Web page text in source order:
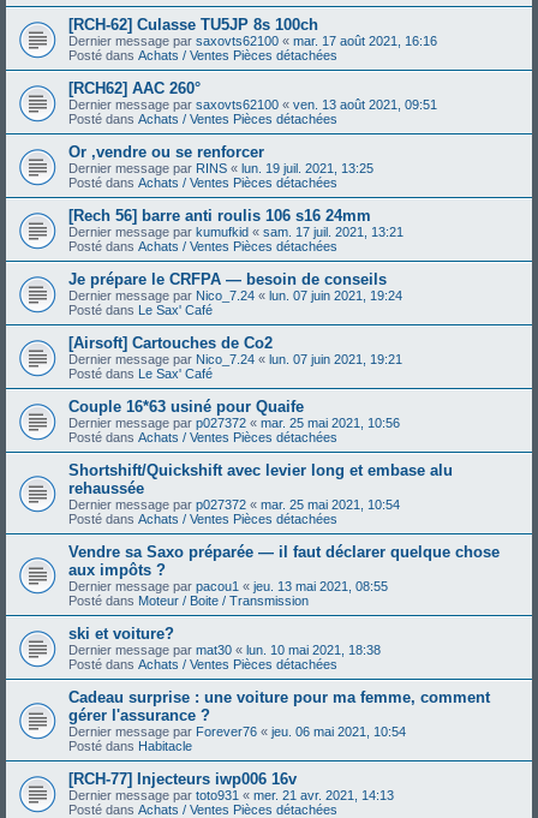
[RCH-62] Culasse TU5JP 8s 100ch
Dernier message par saxovts62100 « mar. 17 août 2021, 16:16
Posté dans Achats / Ventes Pièces détachées
[RCH62] AAC 260°
Dernier message par saxovts62100 « ven. 13 août 2021, 09:51
Posté dans Achats / Ventes Pièces détachées
Or ,vendre ou se renforcer
Dernier message par RINS « lun. 19 juil. 2021, 13:25
Posté dans Achats / Ventes Pièces détachées
[Rech 56] barre anti roulis 106 s16 24mm
Dernier message par kumufkid « sam. 17 juil. 2021, 13:21
Posté dans Achats / Ventes Pièces détachées
Je prépare le CRFPA — besoin de conseils
Dernier message par Nico_7.24 « lun. 07 juin 2021, 19:24
Posté dans Le Sax' Café
[Airsoft] Cartouches de Co2
Dernier message par Nico_7.24 « lun. 07 juin 2021, 19:21
Posté dans Le Sax' Café
Couple 16*63 usiné pour Quaife
Dernier message par p027372 « mar. 25 mai 2021, 10:56
Posté dans Achats / Ventes Pièces détachées
Shortshift/Quickshift avec levier long et embase alu
rehaussée
Dernier message par p027372 « mar. 25 mai 2021, 10:54
Posté dans Achats / Ventes Pièces détachées
Vendre sa Saxo préparée — il faut déclarer quelque chose
aux impôts ?
Dernier message par pacou1 « jeu. 13 mai 2021, 08:55
Posté dans Moteur / Boite / Transmission
ski et voiture?
Dernier message par mat30 « lun. 10 mai 2021, 18:38
Posté dans Achats / Ventes Pièces détachées
Cadeau surprise : une voiture pour ma femme, comment
gérer l'assurance ?
Dernier message par Forever76 « jeu. 06 mai 2021, 10:54
Posté dans Habitacle
[RCH-77] Injecteurs iwp006 16v
Dernier message par toto931 « mer. 21 avr. 2021, 14:13
Posté dans Achats / Ventes Pièces détachées